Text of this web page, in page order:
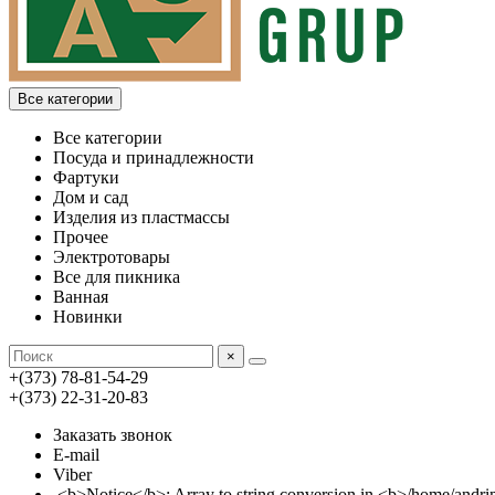
Все категории
Все категории
Посуда и принадлежности
Фартуки
Дом и сад
Изделия из пластмассы
Прочее
Электротовары
Все для пикника
Ванная
Новинки
×
+(373) 78-81-54-29
+(373) 22-31-20-83
Заказать звонок
E-mail
Viber